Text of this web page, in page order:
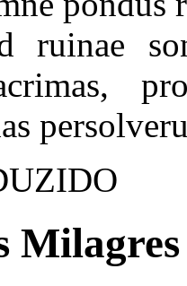
ruinae